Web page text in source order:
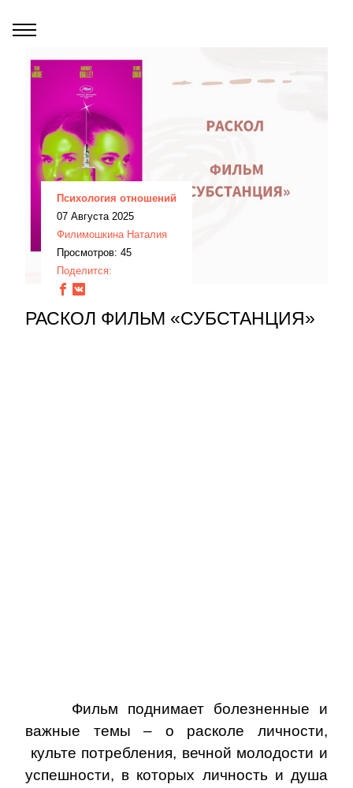
Психология отношений
07 Августа 2025
Филимошкина Наталия
Просмотров: 45
Поделится:
РАСКОЛ ФИЛЬМ «СУБСТАНЦИЯ»
Фильм поднимает болезненные и
важные темы – о расколе личности,
культе потребления, вечной молодости и
успешности, в которых личность и душа